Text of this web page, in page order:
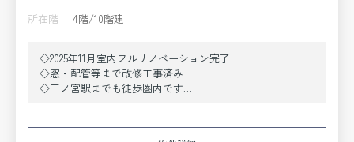
所在階
4階/10階建
◇2025年11月室内フルリノベーション完了
◇窓・配管等まで改修工事済み
◇三ノ宮駅までも徒歩圏内です
◇エレベーター各階停止